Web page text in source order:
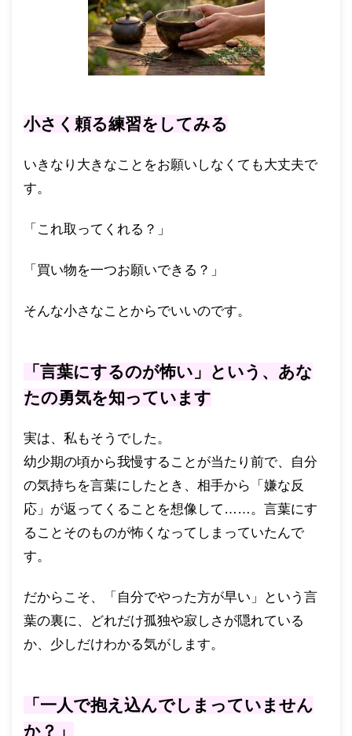
小さく頼る練習をしてみる
いきなり大きなことをお願いしなくても大丈夫で
す。
「これ取ってくれる？」
「買い物を一つお願いできる？」
そんな小さなことからでいいのです。
「言葉にするのが怖い」という、あな
たの勇気を知っています
実は、私もそうでした。
幼少期の頃から我慢することが当たり前で、自分
の気持ちを言葉にしたとき、相手から「嫌な反
応」が返ってくることを想像して……。言葉にす
ることそのものが怖くなってしまっていたんで
す。
だからこそ、「自分でやった方が早い」という言
葉の裏に、どれだけ孤独や寂しさが隠れている
か、少しだけわかる気がします。
「一人で抱え込んでしまっていません
か？」